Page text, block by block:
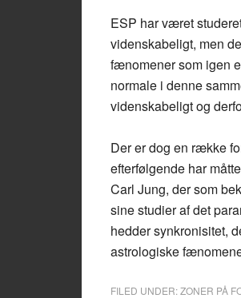
ESP har været
videnskabeligt, men
fænomener som igen
normale i denne
videnskabeligt og
Der er dog en række
efterfølgende har
Carl Jung, der som
sine studier af det
hedder synkronisitet,
astrologiske
FILED UNDER:ZONER PÅ